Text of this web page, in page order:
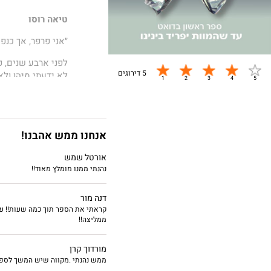
5 דירוגים
טיאה רוסו
״אני פרפר, אך
לפני ארבע שנים,
לא ידעתי מיהו
חובות צריך
סודות מהעבר
שום דבר אינו
אפגוש בו שוב,
גם לא רום ונטורה.
אנחנו ממש אהבנו!
אורטל שמש
נהנתי ממנו מומלץ מאוד!!
דנה מור
קראתי את הספר תוך כמה שעות!!
ממליצה!!
מורדוך קרן
ממש נהנתי .מקווה שיש המשך